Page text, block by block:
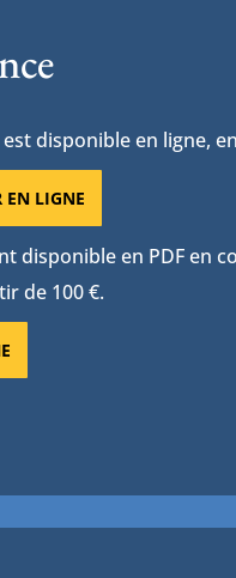
disponible en ligne,
EN LIGNE
disponible en PDF en
de 100 €.